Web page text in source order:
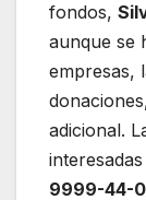
fondos,
aunque se
empresas,
adicional.
9999-44-